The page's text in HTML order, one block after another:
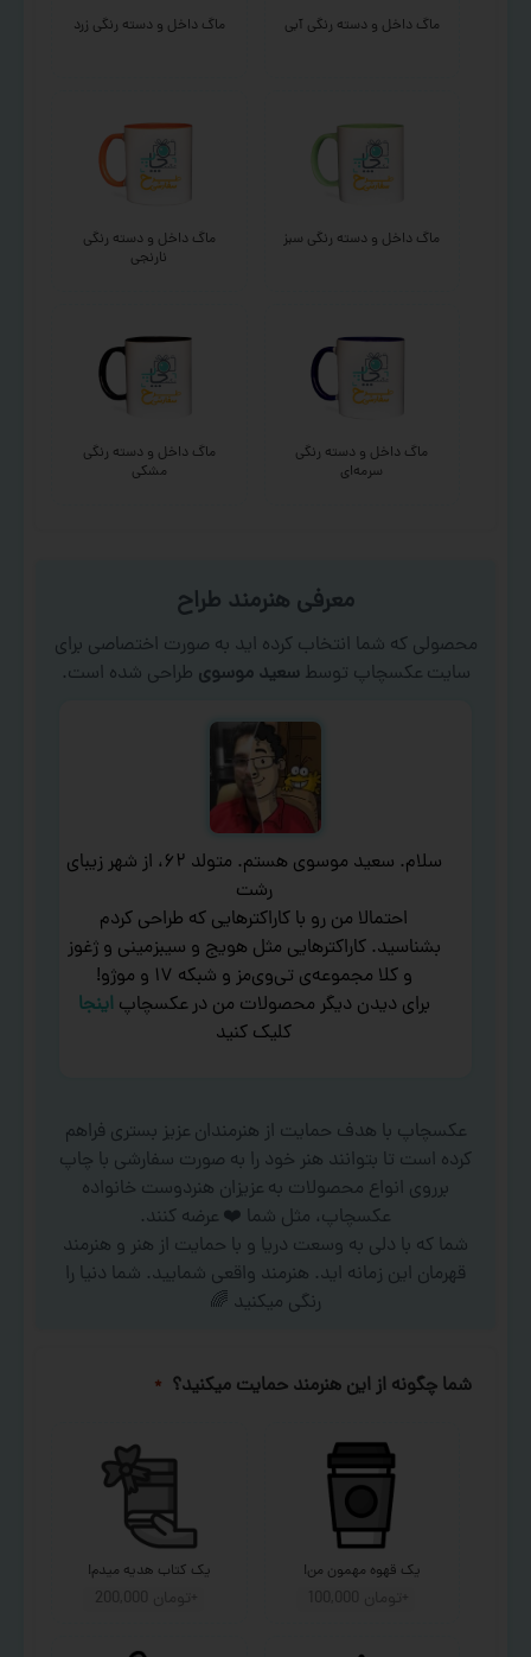
ماگ داخل و دسته رنگی آبی ماگ داخل و دسته رنگی زرد
ماگ داخل و دسته رنگی سبز
ماگ داخل و دسته رنگی
نارنجی
ماگ داخل و دسته رنگی
سرمه‌ای
ماگ داخل و دسته رنگی
مشکی
معرفی هنرمند طراح
محصولی که شما انتخاب کرده اید به صورت اختصاصی برای
سایت عکسچاپ توسطسعید موسوی طراحی شده است.
سلام. سعید موسوی هستم. متولد ۶۲، از شهر زیبای
رشت
احتمالا من رو با کاراکترهایی که طراحی کردم
بشناسید. کاراکترهایی مثل هویج و سیبزمینی و ژغوز
و کلا مجموعه‌ی تی‌وی‌مز و شبکه ۱۷ و موژو!
برای دیدن دیگر محصولات من در عکسچاپاینجا
کلیک کنید
عکسچاپ با هدف حمایت از هنرمندان عزیز بستری فراهم
کرده است تا بتوانند هنر خود را به صورت سفارشی با چاپ
برروی انواع محصولات به عزیزان هنردوست خانواده
عکسچاپ، مثل شما ❤️ عرضه کنند.
شما که با دلی به وسعت دریا و با حمایت از هنر و هنرمند
قهرمان این زمانه اید. هنرمند واقعی شمایید. شما دنیا را
رنگی میکنید 🌈
شما چگونه از این هنرمند حمایت میکنید؟ *
یک قهوه مهمون من! یک کتاب هدیه میدم!